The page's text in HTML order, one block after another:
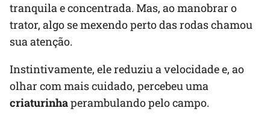
tranquila e concentrada. Mas, ao manobrar o
trator, algo se mexendo perto das rodas chamou
sua atenção.
Instintivamente, ele reduziu a velocidade e, ao
olhar com mais cuidado, percebeu uma
criaturinhaperambulando pelo campo.